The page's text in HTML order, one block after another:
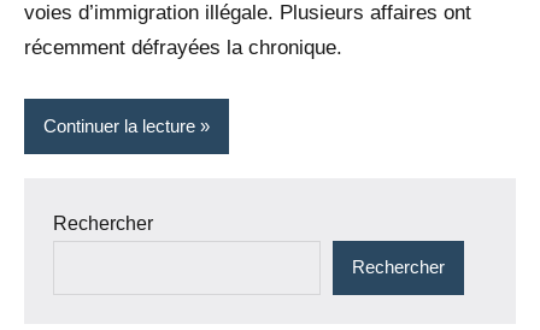
voies d’immigration illégale. Plusieurs affaires ont
récemment défrayées la chronique.
Continuer la lecture
Rechercher
Rechercher